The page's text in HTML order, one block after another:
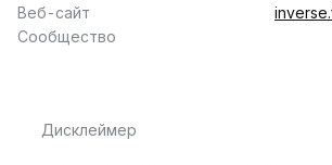
Веб-сайт
Сообщество
Дисклеймер